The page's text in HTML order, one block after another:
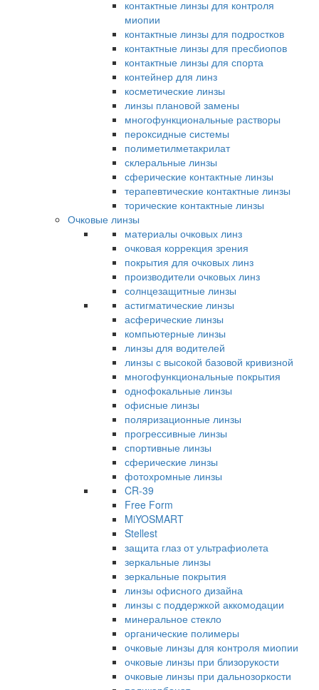
контактные линзы для контроля
миопии
контактные линзы для подростков
контактные линзы для пресбиопов
контактные линзы для спорта
контейнер для линз
косметические линзы
линзы плановой замены
многофункциональные растворы
пероксидные системы
полиметилметакрилат
склеральные линзы
сферические контактные линзы
терапевтические контактные линзы
торические контактные линзы
Очковые линзы
материалы очковых линз
очковая коррекция зрения
покрытия для очковых линз
производители очковых линз
солнцезащитные линзы
астигматические линзы
асферические линзы
компьютерные линзы
линзы для водителей
линзы с высокой базовой кривизной
многофункциональные покрытия
однофокальные линзы
офисные линзы
поляризационные линзы
прогрессивные линзы
спортивные линзы
сферические линзы
фотохромные линзы
CR-39
Free Form
MiYOSMART
Stellest
защита глаз от ультрафиолета
зеркальные линзы
зеркальные покрытия
линзы офисного дизайна
линзы с поддержкой аккомодации
минеральное стекло
органические полимеры
очковые линзы для контроля миопии
очковые линзы при близорукости
очковые линзы при дальнозоркости